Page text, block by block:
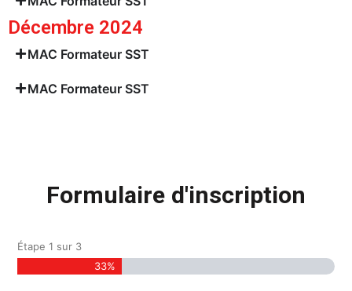
Décembre 2024
MAC Formateur SST
MAC Formateur SST
Formulaire d'inscription
Étape1 sur 3
33%